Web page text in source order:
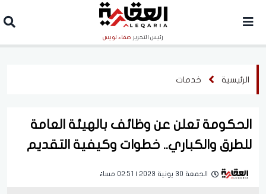
رئيس التحرير صفاء لويس
الرئيسية خدمات
الحكومة تعلن عن وظائف بالهيئة العامة
للطرق والكباري.. خطوات وكيفية التقديم
الجمعة 30 يونية 2023 | 02:51 مساءً